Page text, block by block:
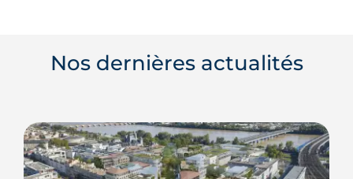
Nos dernières actualités